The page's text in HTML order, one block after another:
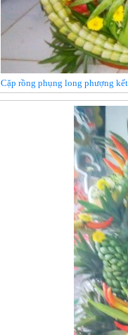
Cặp rồng phụng long phượng